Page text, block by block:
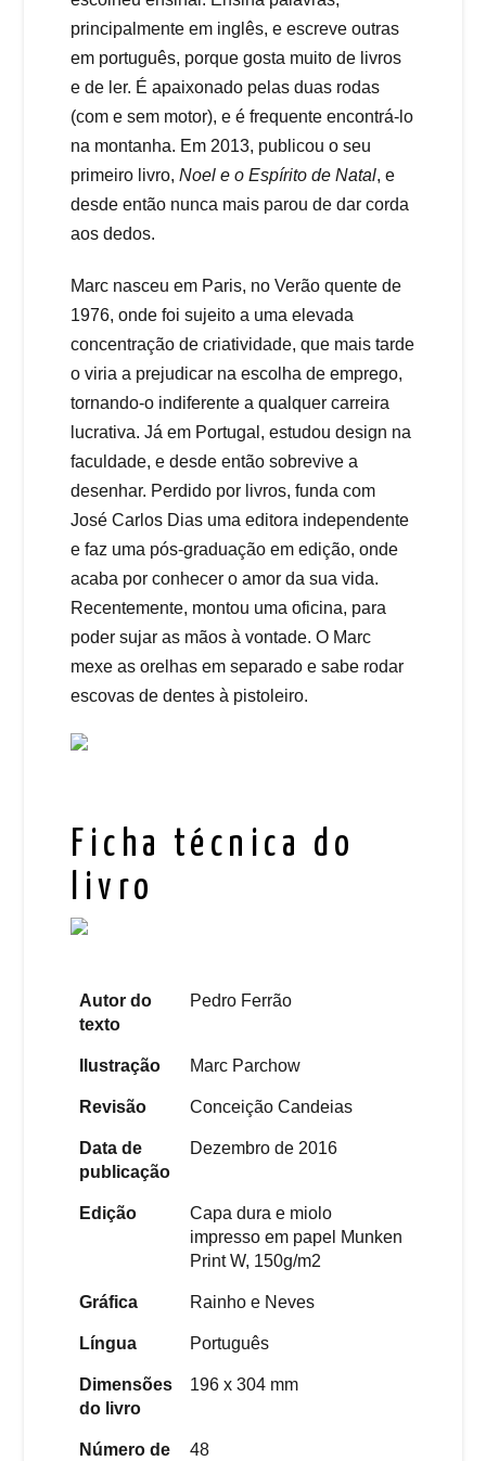
principalmente em inglês, e escreve outras
em português, porque gosta muito de livros
e de ler. É apaixonado pelas duas rodas
(com e sem motor), e é frequente encontrá-lo
na montanha. Em 2013, publicou o seu
primeiro livro,Noel e o Espírito de Natal, e
desde então nunca mais parou de dar corda
aos dedos.
Marc nasceu em Paris, no Verão quente de
1976, onde foi sujeito a uma elevada
concentração de criatividade, que mais tarde
o viria a prejudicar na escolha de emprego,
tornando-o indiferente a qualquer carreira
lucrativa. Já em Portugal, estudou design na
faculdade, e desde então sobrevive a
desenhar. Perdido por livros, funda com
José Carlos Dias uma editora independente
e faz uma pós-graduação em edição, onde
acaba por conhecer o amor da sua vida.
Recentemente, montou uma oficina, para
poder sujar as mãos à vontade. O Marc
mexe as orelhas em separado e sabe rodar
escovas de dentes à pistoleiro.
Ficha técnica do
livro
Autor do
texto
Pedro Ferrão
Ilustração Marc Parchow
Revisão Conceição Candeias
Data de
publicação
Dezembro de 2016
Edição
Capa dura e miolo
impresso em papel Munken
Print W, 150g/m2
Gráfica Rainho e Neves
Língua Português
Dimensões
do livro
196 x 304 mm
Número de
48